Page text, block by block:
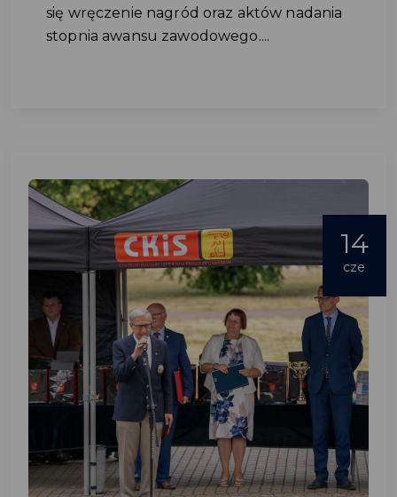
się wręczenie nagród oraz aktów nadania
stopnia awansu zawodowego....
14
cze